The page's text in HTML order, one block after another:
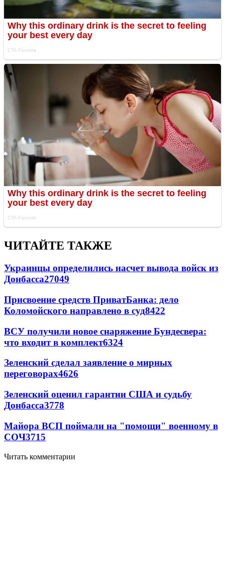
ЧИТАЙТЕ ТАКЖЕ
Украинцы определились насчет вывода войск из
Донбасса27049
Присвоение средств ПриватБанка: дело
Коломойского направлено в суд8422
ВСУ получили новое снаряжение Бундесвера:
что входит в комплект6324
Зеленский сделал заявление о мирных
переговорах4626
Зеленский оценил гарантии США и судьбу
Донбасса3778
Майора ВСП поймали на "помощи" военному в
СОЧ3715
Читать комментарии